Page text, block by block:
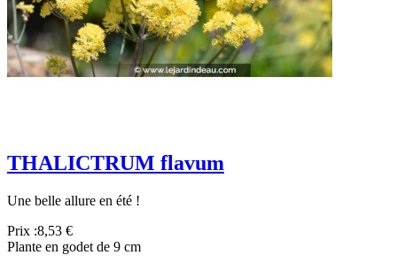
THALICTRUM flavum
Une belle allure en été !
Prix :8,53 €
Plante en godet de 9 cm